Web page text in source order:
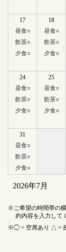
17
昼食○
飲茶○
夕食○
18
昼食○
飲茶○
夕食○
24
昼食○
飲茶○
夕食○
25
昼食○
飲茶○
夕食○
31
昼食○
飲茶○
夕食○
2026年7月
ご希望の時間帯の
約内容を入力して
◯ = 空席あり △ =